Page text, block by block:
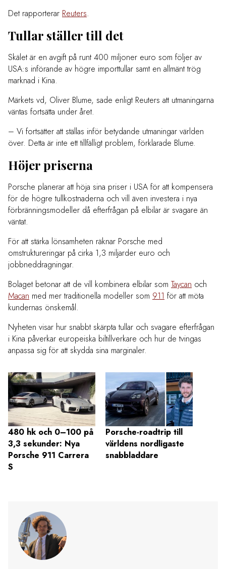
Det rapporterar Reuters.
Tullar ställer till det
Skälet är en avgift på runt 400 miljoner euro som följer av
USA:s införande av högre importtullar samt en allmänt trög
marknad i Kina.
Märkets vd, Oliver Blume, sade enligt Reuters att utmaningarna
väntas fortsätta under året.
– Vi fortsätter att ställas inför betydande utmaningar världen
över. Detta är inte ett tillfälligt problem, förklarade Blume.
Höjer priserna
Porsche planerar att höja sina priser i USA för att kompensera
för de högre tullkostnaderna och vill även investera i nya
förbränningsmodeller då efterfrågan på elbilar är svagare än
väntat.
För att stärka lönsamheten räknar Porsche med
omstruktureringar på cirka 1,3 miljarder euro och
jobbneddragningar.
Bolaget betonar att de vill kombinera elbilar som Taycan och
Macan med mer traditionella modeller som 911 för att möta
kundernas önskemål.
Nyheten visar hur snabbt skärpta tullar och svagare efterfrågan
i Kina påverkar europeiska biltillverkare och hur de tvingas
anpassa sig för att skydda sina marginaler.
480 hk och 0–100 på
3,3 sekunder: Nya
Porsche 911 Carrera
S
Porsche-roadtrip till
världens nordligaste
snabbladdare